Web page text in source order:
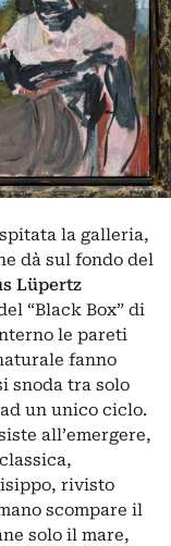
la galleria,
dà sul fondo del
Lüpertz
“Black Box” di
le pareti
fanno
snoda tra solo
un unico ciclo.
all’emergere,
rivisto
scompare il
solo il mare,